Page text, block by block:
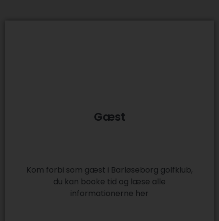
Gæst
Kom forbi som gæst i Barløseborg golfklub,
du kan booke tid og læse alle
informationerne her